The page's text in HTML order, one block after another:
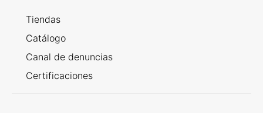
Tiendas
Catálogo
Canal de denuncias
Certificaciones